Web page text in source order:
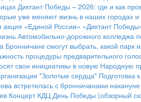
Диктант Победы – 2026: где и как
уже меняют жизнь в наших городах и
акция «Единой России» «Диктант
Автомобильно-дорожного колледжа
Бронничане смогут выбрать, какой парк
процедуры предварительного
свои инициативы в новую Народную
"Золотые сердца" Подготовка
встретилась с бронничанами
Концерт КДЦ День Победы (обзорный